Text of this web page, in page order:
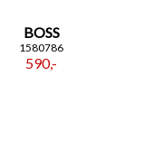
BOSS
1580786
590,-